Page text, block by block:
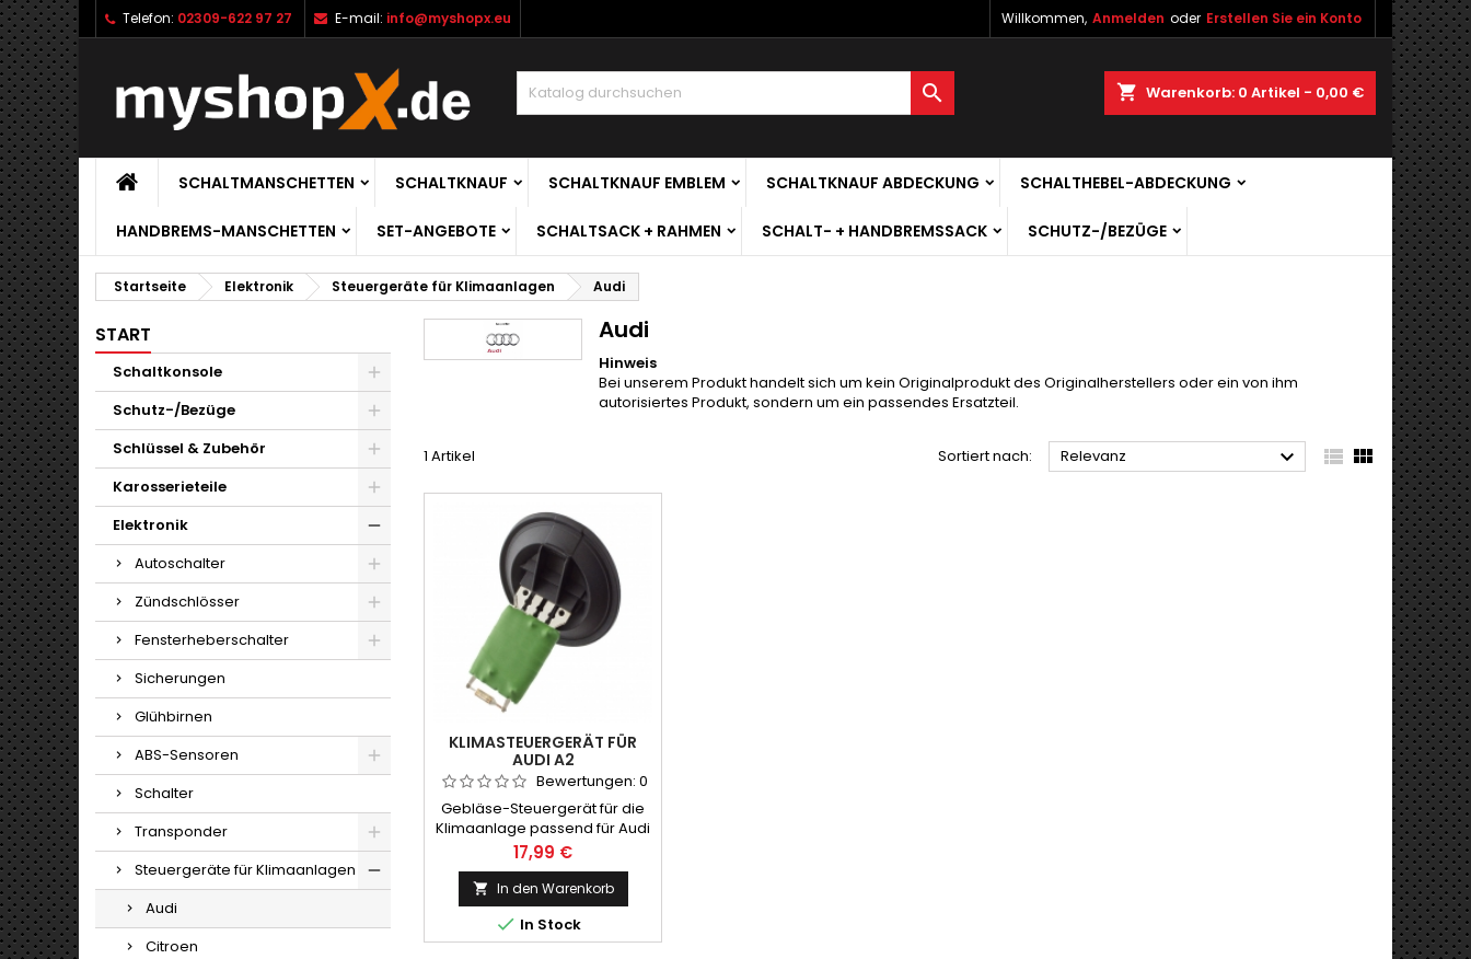
Telefon: 02309-622 97 27 E-mail: info@myshopx.eu Willkommen, Anmelden oder Erstellen Sie ein Konto
shopping_cart Warenkorb: 0 Artikel - 0,00 €

SCHALTMANSCHETTEN SCHALTKNAUF SCHALTKNAUF EMBLEM SCHALTKNAUF ABDECKUNG SCHALTHEBEL-ABDECKUNG
HANDBREMS-MANSCHETTEN SET-ANGEBOTE SCHALTSACK + RAHMEN SCHALT- + HANDBREMSSACK SCHUTZ-/BEZÜGE
Startseite Elektronik Steuergeräte für Klimaanlagen Audi
START
Schaltkonsole
Schutz-/Bezüge
Schlüssel & Zubehör
Karosserieteile
Elektronik
Autoschalter
Zündschlösser
Fensterheberschalter
Sicherungen
Glühbirnen
ABS-Sensoren
Schalter
Transponder
Steuergeräte für Klimaanlagen
Audi
Citroen
Audi
Hinweis
Bei unserem Produkt handelt sich um kein Originalprodukt des Originalherstellers oder ein von ihm
autorisiertes Produkt, sondern um ein passendes Ersatzteil.
1 Artikel Sortiert nach: Relevanz   
KLIMASTEUERGERÄT FÜR
AUDI A2
Bewertungen: 0
Gebläse-Steuergerät für die
Klimaanlage passend für Audi
A2
Preis
17,99 €
 In den Warenkorb
 In Stock